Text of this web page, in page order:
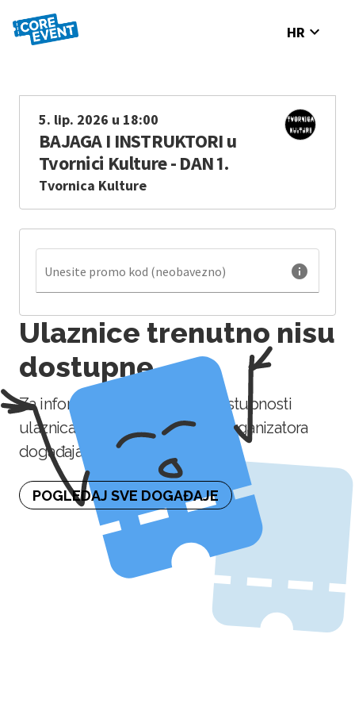
HR expand_more
5. lip. 2026 u 18:00
BAJAGA I INSTRUKTORI u
Tvornici Kulture - DAN 1.
Tvornica Kulture
Unesite promo kod (neobavezno) info
Ulaznice trenutno nisu
dostupne
Za informaciju o naknadnoj dostupnosti
ulaznica molimo kontaktirajte organizatora
događaja.
POGLEDAJ SVE DOGAĐAJE